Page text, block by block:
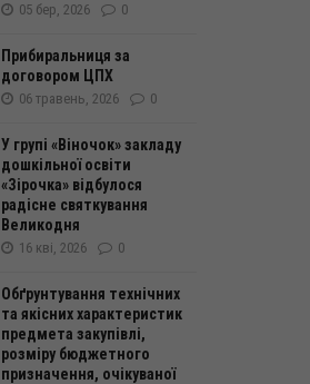
05 бер, 2026 0
Прибиральниця за
договором ЦПХ
06 травень, 2026 0
У групі «Віночок» закладу
дошкільної освіти
«Зірочка» відбулося
радісне святкування
Великодня
16 кві, 2026 0
Обґрунтування технічних
та якісних характеристик
предмета закупівлі,
розміру бюджетного
призначення, очікуваної